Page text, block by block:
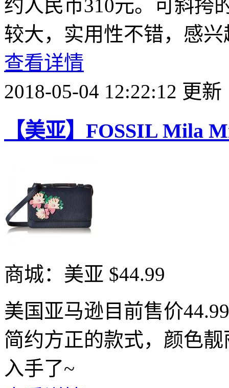
约人民币310元。可斜挎
较大，实用性不错，感
查看详情
2018-05-04 12:22:12 更新
【美亚】FOSSIL Mila
商城：美亚 $44.99
美国亚马逊目前售价
简约方正的款式，颜色
入手了~